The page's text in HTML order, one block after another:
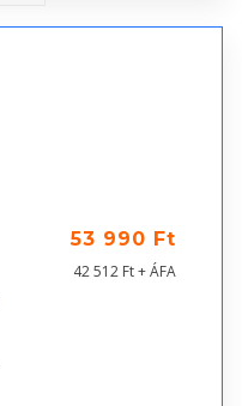
53 990 Ft
42 512 Ft + ÁFA